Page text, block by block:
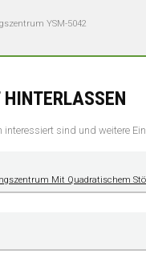
YSM-5042
interessiert sind und weitere
Mit Quadratischem